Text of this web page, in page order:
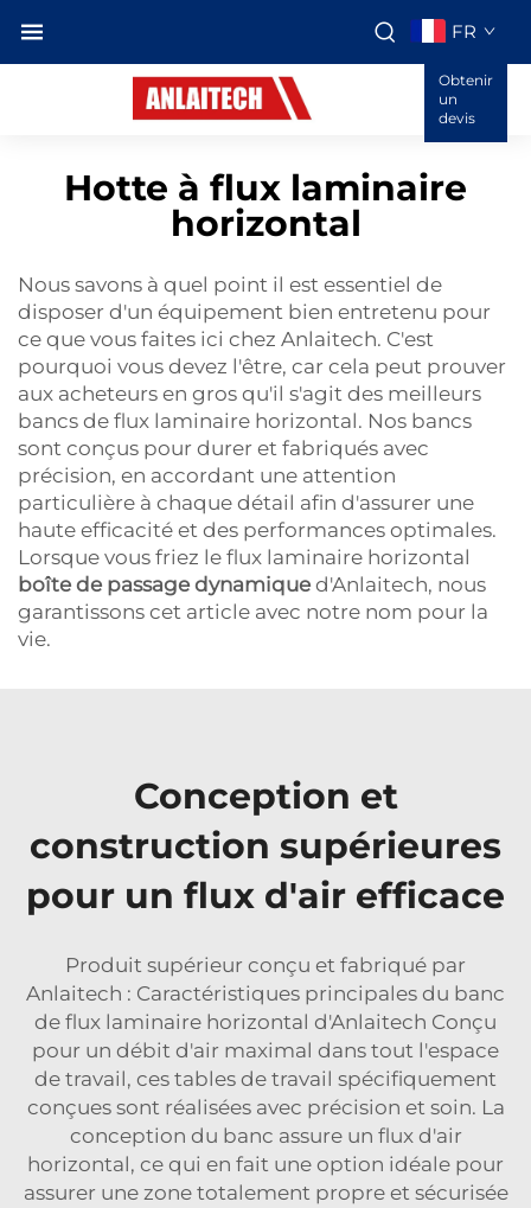
FR
Obtenir
un
devis
Hotte à flux laminaire
horizontal
Nous savons à quel point il est essentiel de
disposer d'un équipement bien entretenu pour
ce que vous faites ici chez Anlaitech. C'est
pourquoi vous devez l'être, car cela peut prouver
aux acheteurs en gros qu'il s'agit des meilleurs
bancs de flux laminaire horizontal. Nos bancs
sont conçus pour durer et fabriqués avec
précision, en accordant une attention
particulière à chaque détail afin d'assurer une
haute efficacité et des performances optimales.
Lorsque vous friez le flux laminaire horizontal
boîte de passage dynamique d'Anlaitech, nous
garantissons cet article avec notre nom pour la
vie.
Conception et
construction supérieures
pour un flux d'air efficace
Produit supérieur conçu et fabriqué par
Anlaitech : Caractéristiques principales du banc
de flux laminaire horizontal d'Anlaitech Conçu
pour un débit d'air maximal dans tout l'espace
de travail, ces tables de travail spécifiquement
conçues sont réalisées avec précision et soin. La
conception du banc assure un flux d'air
horizontal, ce qui en fait une option idéale pour
assurer une zone totalement propre et sécurisée